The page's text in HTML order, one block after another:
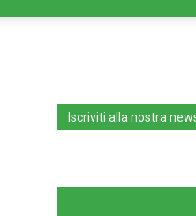
Iscriviti alla nostra